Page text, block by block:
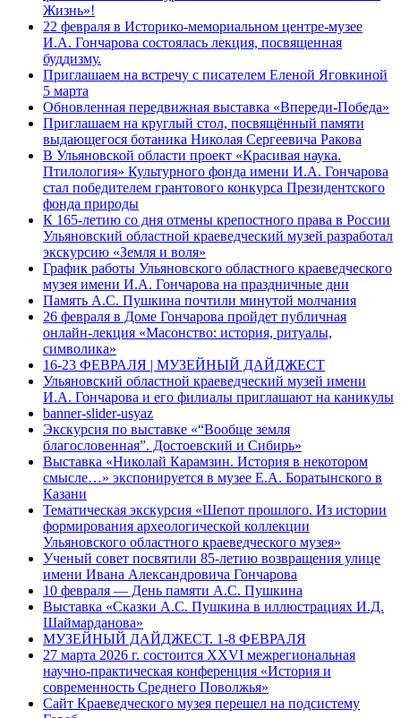
Жизнь»!
22 февраля в Историко-мемориальном центре-музее
И.А. Гончарова состоялась лекция, посвященная
буддизму.
Приглашаем на встречу с писателем Еленой Яговкиной
5 марта
Обновленная передвижная выставка «Впереди-Победа»
Приглашаем на круглый стол, посвящённый памяти
выдающегося ботаника Николая Сергеевича Ракова
В Ульяновской области проект «Красивая наука.
Птилология» Культурного фонда имени И.А. Гончарова
стал победителем грантового конкурса Президентского
фонда природы
К 165-летию со дня отмены крепостного права в России
Ульяновский областной краеведческий музей разработал
экскурсию «Земля и воля»
График работы Ульяновского областного краеведческого
музея имени И.А. Гончарова на праздничные дни
Память А.С. Пушкина почтили минутой молчания
26 февраля в Доме Гончарова пройдет публичная
онлайн-лекция «Масонство: история, ритуалы,
символика»
16-23 ФЕВРАЛЯ | МУЗЕЙНЫЙ ДАЙДЖЕСТ
Ульяновский областной краеведческий музей имени
И.А. Гончарова и его филиалы приглашают на каникулы
banner-slider-usyaz
Экскурсия по выставке «“Вообще земля
благословенная”. Достоевский и Сибирь»
Выставка «Николай Карамзин. История в некотором
смысле…» экспонируется в музее Е.А. Боратынского в
Казани
Тематическая экскурсия «Шепот прошлого. Из истории
формирования археологической коллекции
Ульяновского областного краеведческого музея»
Ученый совет посвятили 85-летию возвращения улице
имени Ивана Александровича Гончарова
10 февраля — День памяти А.С. Пушкина
Выставка «Сказки А.С. Пушкина в иллюстрациях И.Д.
Шаймарданова»
МУЗЕЙНЫЙ ДАЙДЖЕСТ. 1-8 ФЕВРАЛЯ
27 марта 2026 г. состоится XXVI межрегиональная
научно-практическая конференция «История и
современность Среднего Поволжья»
Сайт Краеведческого музея перешел на подсистему